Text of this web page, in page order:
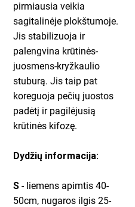
pirmiausia veikia
sagitalinėje plokštumoje.
Jis stabilizuoja ir
palengvina krūtinės-
juosmens-kryžkaulio
stuburą. Jis taip pat
koreguoja pečių juostos
padėtį ir pagilėjusią
krūtinės kifozę.
Dydžių informacija:
S- liemens apimtis 40-
50cm, nugaros ilgis 25-